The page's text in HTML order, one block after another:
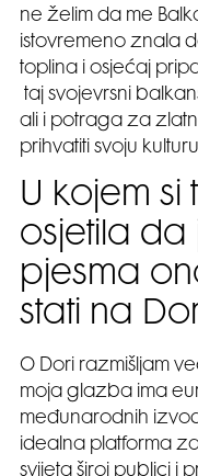
ne želim da me
istovremeno znala
toplina i osjećaj
taj svojevrsni
ali i potraga za
prihvatiti svoju
U kojem si
osjetila
pjesma
stati na
O Dori razmišljam
moja glazba ima
međunarodnih
idealna platforma
svijeta široj publici i